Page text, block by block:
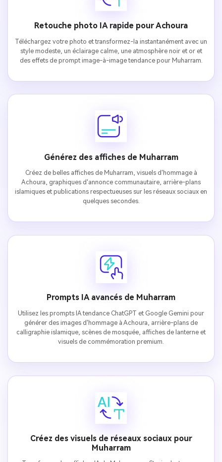
Retouche photo IA rapide pour Achoura
Téléchargez votre photo et transformez-la instantanément avec un
style modeste, un éclairage calme, une atmosphère noir et or et
des effets de prompt image-à-image tendance pour Muharram.
Générez des affiches de Muharram
Créez de belles affiches de Muharram, visuels d'hommage à
Achoura, graphiques d'annonce communautaire, arrière-plans
islamiques et publications respectueuses sur les réseaux sociaux en
quelques secondes.
Prompts IA avancés de Muharram
Utilisez les prompts IA tendance ChatGPT et Google Gemini pour
générer des images d'hommage à Achoura, arrière-plans de
calligraphie islamique, scènes de mosquée, affiches de lanterne et
visuels de commémoration premium.
Créez des visuels de réseaux sociaux pour
Muharram